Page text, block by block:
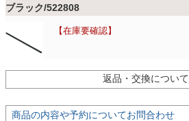
ラグ
収納用品
ブラック/522808
在庫要確認
返品・交換について
商品の内容や予約についてお問合わせ